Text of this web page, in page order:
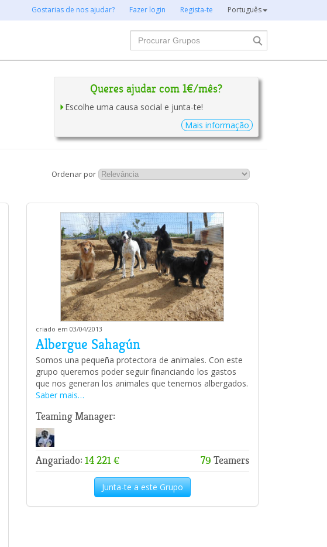
Gostarias de nos ajudar? Fazer login Regista-te Português
Procurar
Queres ajudar com 1€/mês?
Escolhe uma causa social e junta-te!
Mais informação
Ordenar por
criado em 03/04/2013
Albergue Sahagún
Somos una pequeña protectora de animales. Con este
grupo queremos poder seguir financiando los gastos
que nos generan los animales que tenemos albergados.
Saber mais…
Teaming Manager:
Angariado: 14 221 € 79 Teamers
Junta-te a este Grupo